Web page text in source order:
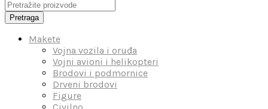
Pretraga
Makete
Vojna vozila i oruđa
Vojni avioni i helikopteri
Brodovi i podmornice
Drveni brodovi
Figure